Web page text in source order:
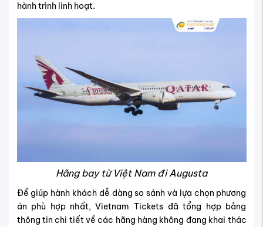
hành trình linh hoạt.
Hãng bay từ Việt Nam đi Augusta
Để giúp hành khách dễ dàng so sánh và lựa chọn phương
án phù hợp nhất, Vietnam Tickets đã tổng hợp bảng
thông tin chi tiết về các hãng hàng không đang khai thác